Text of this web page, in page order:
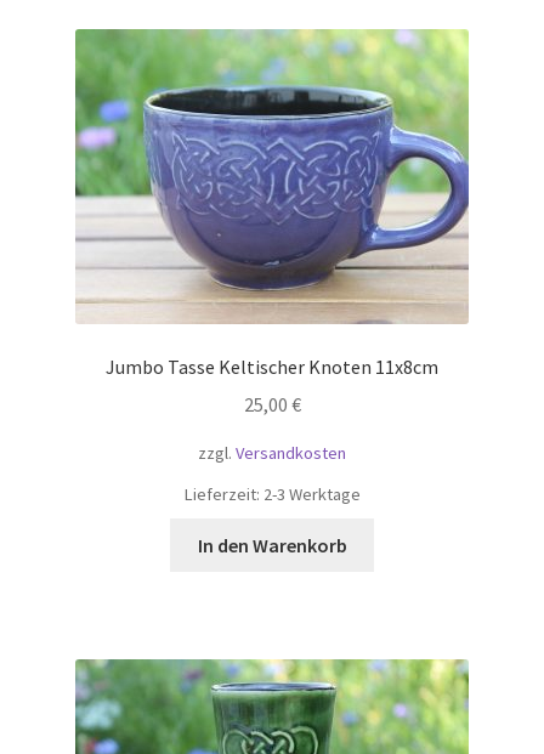
Jumbo Tasse Keltischer Knoten 11x8cm
25,00 €
zzgl. Versandkosten
Lieferzeit: 2-3 Werktage
In den Warenkorb